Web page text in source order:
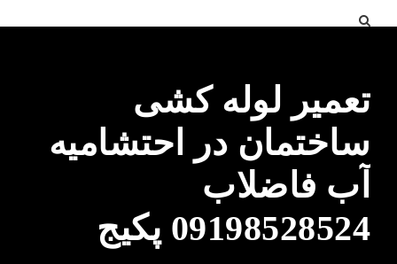
تعمیر لوله کشی
ساختمان در احتشامیه
آب فاضلاب
09198528524 پکیج